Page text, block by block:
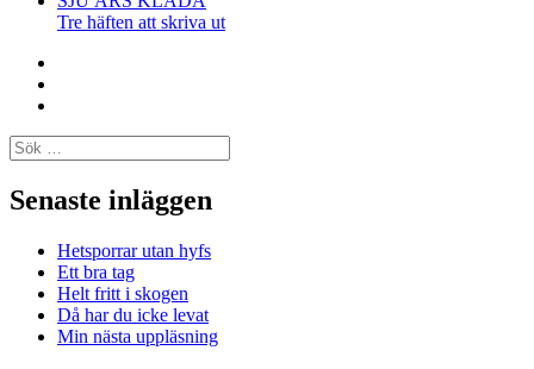
Tre häften att skriva ut
Sök
efter:
Senaste inläggen
Hetsporrar utan hyfs
Ett bra tag
Helt fritt i skogen
Då har du icke levat
Min nästa uppläsning